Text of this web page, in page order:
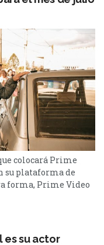
colocará Prime
su plataforma de
forma, Prime Video
de alto vuelo y
destacan Jefes de
es su actor